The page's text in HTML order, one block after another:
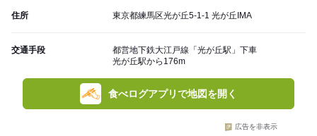
住所 東京都練馬区光が丘5-1-1 光が丘IMA
交通手段
都営地下鉄大江戸線「光が丘駅」下車
光が丘駅から176m
食べログアプリで地図を開く
広告を非表示